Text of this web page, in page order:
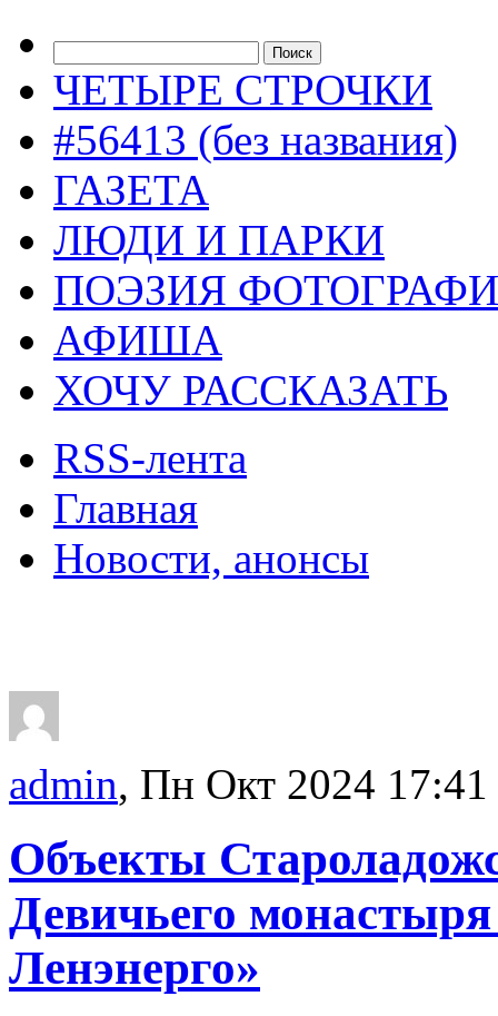
ЧЕТЫРЕ СТРОЧКИ
#56413 (без названия)
ГАЗЕТА
ЛЮДИ И ПАРКИ
ПОЭЗИЯ
АФИША
ХОЧУ РАССКАЗАТЬ
RSS-лента
Главная
Новости, анонсы
admin, Пн Окт 2024 17:41
Объекты
Девичьего монастыря
Ленэнерго»